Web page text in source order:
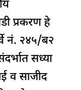
प्रकरण हे
नं. २४५/ब२
सध्या
व साजीद